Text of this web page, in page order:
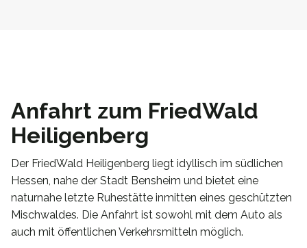
Anfahrt zum FriedWald
Heiligenberg
Der FriedWald Heiligenberg liegt idyllisch im südlichen
Hessen, nahe der Stadt Bensheim und bietet eine
naturnahe letzte Ruhestätte inmitten eines geschützten
Mischwaldes. Die Anfahrt ist sowohl mit dem Auto als
auch mit öffentlichen Verkehrsmitteln möglich.